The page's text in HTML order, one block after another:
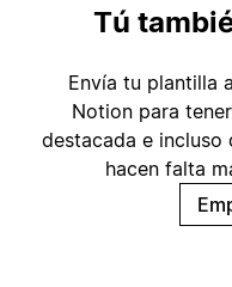
Tú
Envía tu plantilla
Notion para
destacada e incluso
hacen falta